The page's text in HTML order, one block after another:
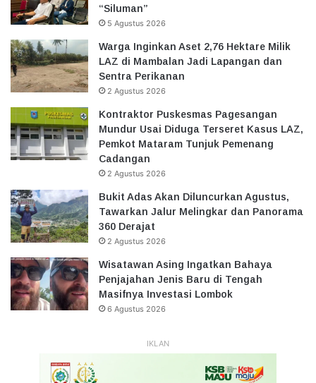
“Siluman”
5 Agustus 2026
Warga Inginkan Aset 2,76 Hektare Milik
LAZ di Mambalan Jadi Lapangan dan
Sentra Perikanan
2 Agustus 2026
Kontraktor Puskesmas Pagesangan
Mundur Usai Diduga Terseret Kasus LAZ,
Pemkot Mataram Tunjuk Pemenang
Cadangan
2 Agustus 2026
Bukit Adas Akan Diluncurkan Agustus,
Tawarkan Jalur Melingkar dan Panorama
360 Derajat
2 Agustus 2026
Wisatawan Asing Ingatkan Bahaya
Penjajahan Jenis Baru di Tengah
Masifnya Investasi Lombok
6 Agustus 2026
IKLAN